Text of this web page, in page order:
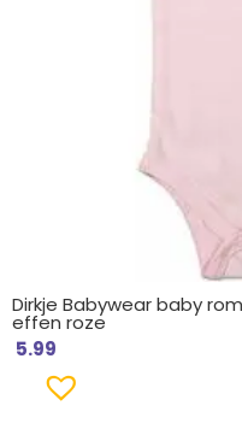
Dirkje Babywear baby
effen roze
5.99